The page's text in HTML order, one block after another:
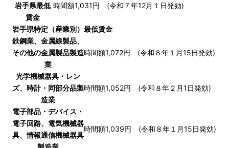
岩手県最低
賃金
時間額1,031円 (令和７年12月１日発効)
岩手県特定（産業別）最低賃金
鉄鋼業、金属線製品、
その他の金属製品製造
業
時間額1,072円 (令和８年１月15日発効)
光学機械器具・レン
ズ、時計・同部分品製
造業
時間額1,052円 (令和８年２月1日発効)
電子部品・デバイス・
電子回路、電気機械器
具、情報通信機械器具
時間額1,039円 (令和８年１月15日発効)